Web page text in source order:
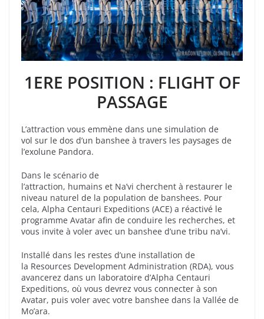
1ERE POSITION : FLIGHT OF
PASSAGE
L’attraction vous emmène dans une simulation de
vol sur le dos d’un banshee à travers les paysages de
l’exolune Pandora.
Dans le scénario de
l’attraction, humains et Na’vi cherchent à restaurer le
niveau naturel de la population de banshees. Pour
cela, Alpha Centauri Expeditions (ACE) a réactivé le
programme Avatar afin de conduire les recherches, et
vous invite à voler avec un banshee d’une tribu na’vi.
Installé dans les restes d’une installation de
la Resources Development Administration (RDA), vous
avancerez dans un laboratoire d’Alpha Centauri
Expeditions, où vous devrez vous connecter à son
Avatar, puis voler avec votre banshee dans la Vallée de
Mo’ara.